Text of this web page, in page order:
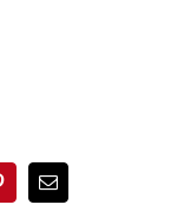
Email